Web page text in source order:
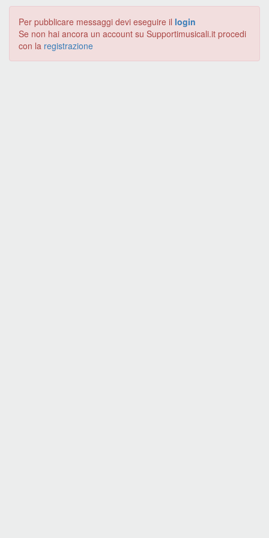
Per pubblicare messaggi devi eseguire il login
Se non hai ancora un account su Supportimusicali.it procedi
con la registrazione